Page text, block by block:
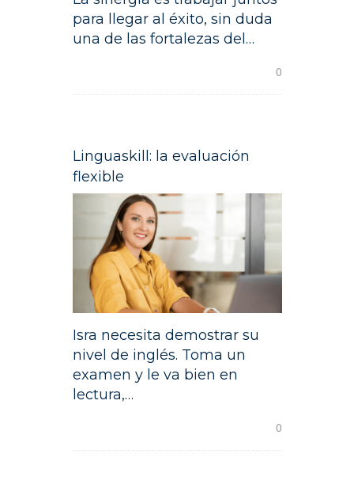
para llegar al éxito, sin duda
una de las fortalezas del…
0
Linguaskill: la evaluación
flexible
Isra necesita demostrar su
nivel de inglés. Toma un
examen y le va bien en
lectura,…
0